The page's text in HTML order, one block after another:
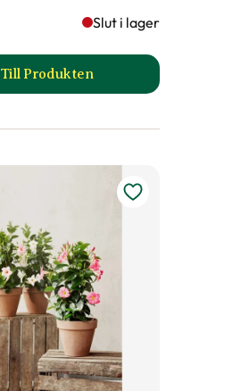
Slut i lager
Till Produkten
till Adriafikon 'Brown Turkey'